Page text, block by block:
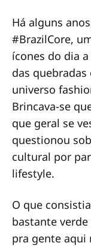
Há alguns
#BrazilCore,
ícones do dia
das
universo
Brincava-se
que geral se
questionou
cultural por
lifestyle.
O que
bastante
pra gente aqui